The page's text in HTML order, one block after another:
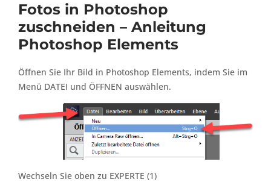
Fotos in Photoshop
zuschneiden – Anleitung
Photoshop Elements
Öffnen Sie Ihr Bild in Photoshop Elements, indem Sie im
Menü DATEI und ÖFFNEN auswählen.
Wechseln Sie oben zu EXPERTE (1)